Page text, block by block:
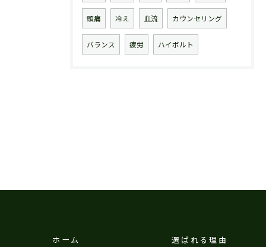
頭痛 冷え 血流 カウンセリング
バランス 疲労 ハイボルト
ホーム 選ばれる理由